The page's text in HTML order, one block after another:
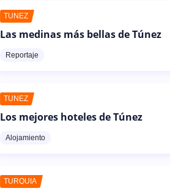
TÚNEZ
Las medinas más bellas de Túnez
Reportaje
TÚNEZ
Los mejores hoteles de Túnez
Alojamiento
TURQUÍA